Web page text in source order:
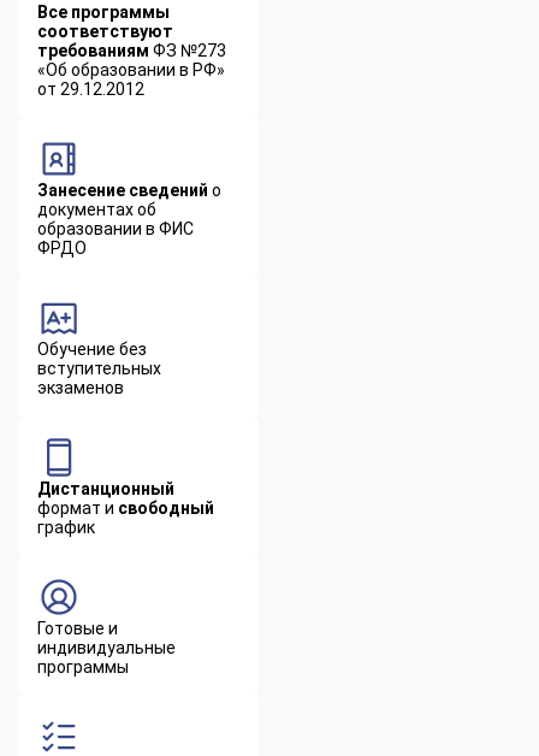
Все программы
соответствуют
требованиям ФЗ №273
«Об образовании в РФ»
от 29.12.2012
Занесение сведений о
документах об
образовании в ФИС
ФРДО
Обучение без
вступительных
экзаменов
Дистанционный
формат и свободный
график
Готовые и
индивидуальные
программы